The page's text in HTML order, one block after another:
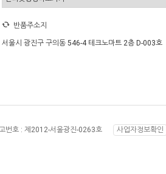
반품주소지
서울시 광진구 구의동 546-4 테크노마트 2층 D-003호
번호 : 제2012-서울광진-0263호
사업자정보확인